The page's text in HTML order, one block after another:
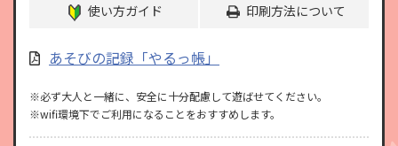
使い方ガイド 印刷方法について
あそびの記録「やるっ帳」
※必ず大人と一緒に、安全に十分配慮して遊ばせてください。
※wifi環境下でご利用になることをおすすめします。